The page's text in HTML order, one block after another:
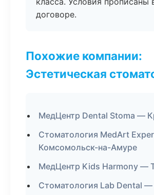
договоре.
Похожие компании:
Эстетическая
МедЦентр Dental Stoma —
Стоматология MedArt
Комсомольск-на-Амуре
МедЦентр Kids Harmony —
Стоматология Lab Dental —